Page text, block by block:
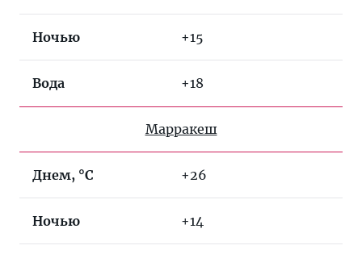
Ночью +15
Вода +18
Марракеш
Днем, °C +26
Ночью +14